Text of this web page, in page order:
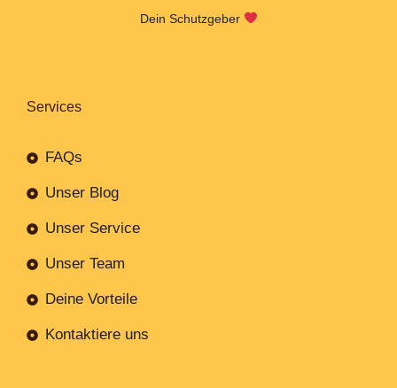
Dein Schutzgeber
Services
FAQs
Unser Blog
Unser Service
Unser Team
Deine Vorteile
Kontaktiere uns